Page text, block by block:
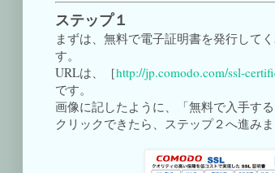
ステップ１
まずは、無料で電子証明書を発行して
す。
URLは、［http://jp.comodo.com/ssl-
です。
画像に記したように、「無料で入手す
クリックできたら、ステップ２へ進みま